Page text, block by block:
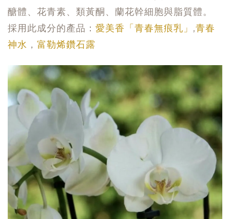
醣體、花青素、類黃酮、蘭花幹細胞與脂質體。
採用此成分的產品： 愛美香「青春無痕乳」 ,青春
神水 ， 富勒烯鑽石露